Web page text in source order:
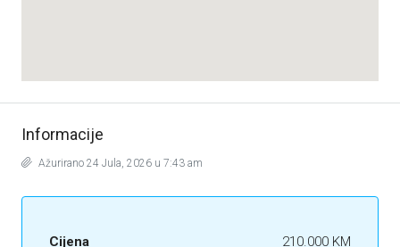
Informacije
Ažurirano 24 Jula, 2026 u 7:43 am
Cijena 210.000 KM